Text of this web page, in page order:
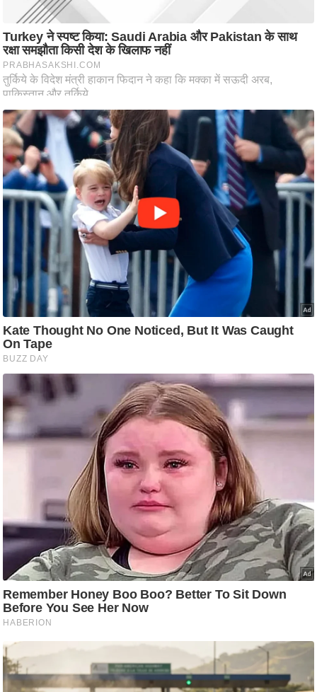
ए
म
.
आ
र
.
आ
ई
.
चा
य
प
मी
क्षा
ध
र्म
ज्यो
ति
ष
भु
ध
र्म
स्थ
ल
व्र
त
त्यो
हा
र